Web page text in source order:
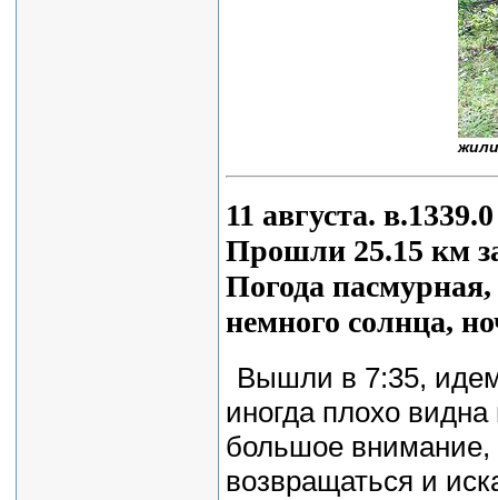
11 августа.
Прошли 25.15 км
Погода
немного солнца,
Вышли в 7:35,
иногда плохо видна
большое внимание,
возвращаться и